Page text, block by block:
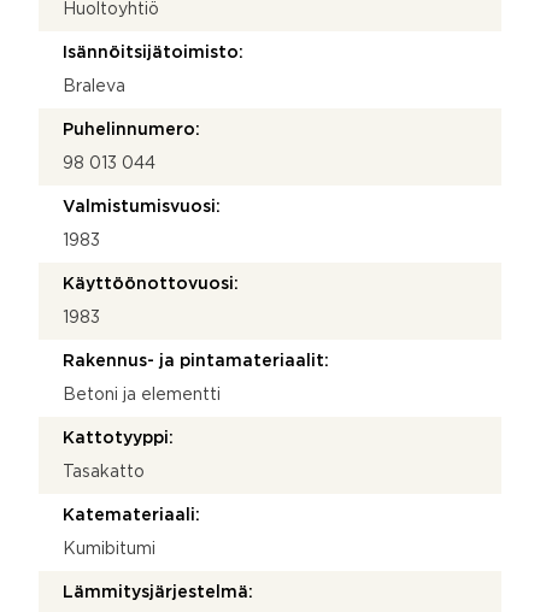
Huoltoyhtiö
Isännöitsijätoimisto:
Braleva
Puhelinnumero:
98 013 044
Valmistumisvuosi:
1983
Käyttöönottovuosi:
1983
Rakennus- ja pintamateriaalit:
Betoni ja elementti
Kattotyyppi:
Tasakatto
Katemateriaali:
Kumibitumi
Lämmitysjärjestelmä: